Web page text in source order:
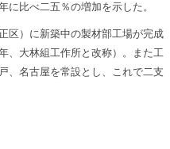
比べ二五％の増加を示した。
区）に新築中の製材部工場が完成
、大林組工作所と改称）。また工
、名古屋を常設とし、これで二支